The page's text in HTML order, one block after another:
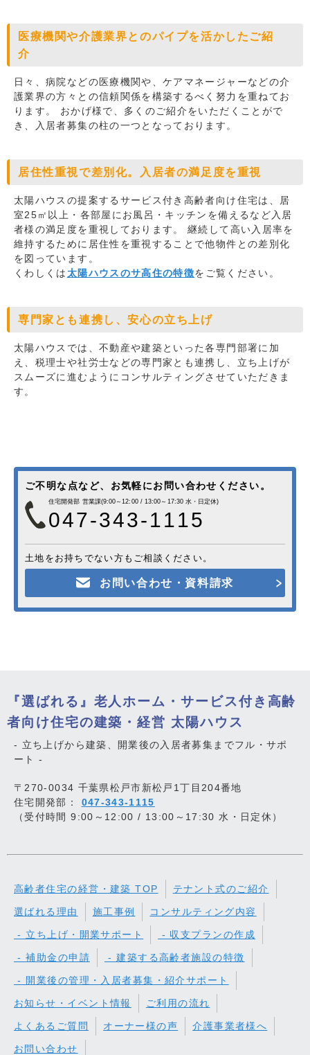
医療機関や介護業界とのパイプを活かしたご紹
介
日々、病院などの医療機関や、ケアマネージャーなどの介
護業界の方々との信頼関係を構築するべく努力を重ねてお
ります。 おかげ様で、多くのご紹介をいただくことがで
き、入居者募集の柱の一つとなっております。
居住性重視で差別化。入居者の満足度を重視
太陽ハウスの提案するサービス付き高齢者向け住宅は、居
室25㎡以上・各部屋にお風呂・キッチンを備えるなど入居
者様の満足度を重視しております。 継続して高い入居率を
維持するために居住性を重視することで他物件との差別化
を図っています。
くわしくは 太陽ハウスのサ高住の特徴をご覧ください。
専門家とも連携し、安心の立ち上げ
太陽ハウスでは、不動産や建築といった各専門部署に加
え、税理士や社労士などの専門家とも連携し、立ち上げが
スムーズに進むようにコンサルティングさせていただきま
す。
ご不明な点など、お気軽にお問い合わせください。
住宅開発部 営業課(9:00～12:00 / 13:00～17:30 水・日定休)
047-343-1115
土地をお持ちでない方もご相談ください。
お問い合わせ・資料請求
『選ばれる』老人ホーム・サービス付き高齢
者向け住宅の建築・経営 太陽ハウス
- 立ち上げから建築、開業後の入居者募集までフル・サポ
ート -
〒270-0034 千葉県松戸市新松戸1丁目204番地
住宅開発部： 047-343-1115
（受付時間 9:00～12:00 / 13:00～17:30 水・日定休）
高齢者住宅の経営・建築 TOP テナント式のご紹介
選ばれる理由 施工事例 コンサルティング内容
- 立ち上げ・開業サポート - 収支プランの作成
- 補助金の申請 - 建築する高齢者施設の特徴
- 開業後の管理・入居者募集・紹介サポート
お知らせ・イベント情報 ご利用の流れ
よくあるご質問 オーナー様の声 介護事業者様へ
お問い合わせ